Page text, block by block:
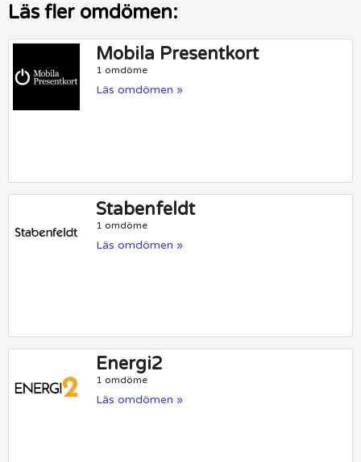
Läs fler omdömen:
Mobila Presentkort
1 omdöme
Läs omdömen »
Stabenfeldt
1 omdöme
Läs omdömen »
Energi2
1 omdöme
Läs omdömen »